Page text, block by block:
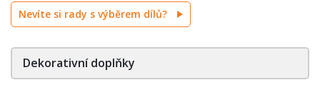
Nevíte si rady s výběrem dílů?
Dekorativní doplňky